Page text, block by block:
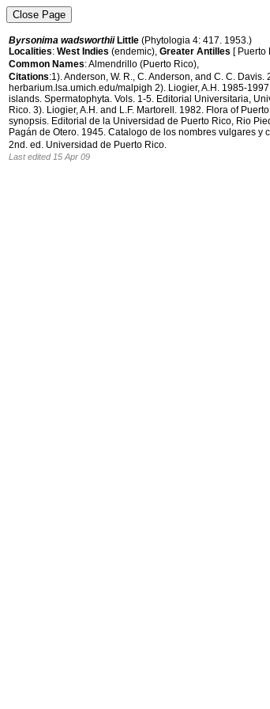
Byrsonima wadsworthiiLittle (Phytologia 4: 417. 1953.)
Localities: West Indies (endemic), Greater Antilles [ Puerto
Common Names: Almendrillo (Puerto Rico),
Citations:1). Anderson, W. R., C. Anderson, and C. C.
herbarium.lsa.umich.edu/malpigh 2). Liogier, A.H. 1985-
islands. Spermatophyta. Vols. 1-5. Editorial Universitaria,
Rico. 3). Liogier, A.H. and L.F. Martorell. 1982. Flora of
synopsis. Editorial de la Universidad de Puerto Rico, Rio
Pagán de Otero. 1945. Catalogo de los nombres vulgares
2nd. ed. Universidad de Puerto Rico.
Last edited 15 Apr 09